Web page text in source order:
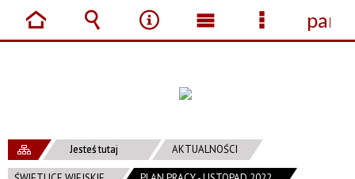
Jesteś tutaj AKTUALNOŚCI
StronaWyszukiwarka
Narzędzia
Menu Menu
panel